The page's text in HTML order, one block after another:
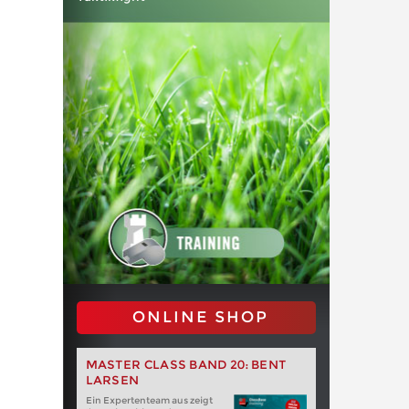
ONLINE SHOP
MASTER CLASS BAND 20: BENT
LARSEN
Ein Expertenteam aus zeigt